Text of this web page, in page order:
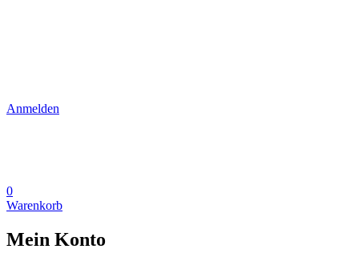
Anmelden
0
Warenkorb
Mein Konto